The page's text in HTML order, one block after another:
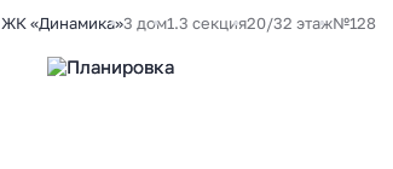
ЖК «Динамика»3 дом1.3 секция20/32 этаж№128